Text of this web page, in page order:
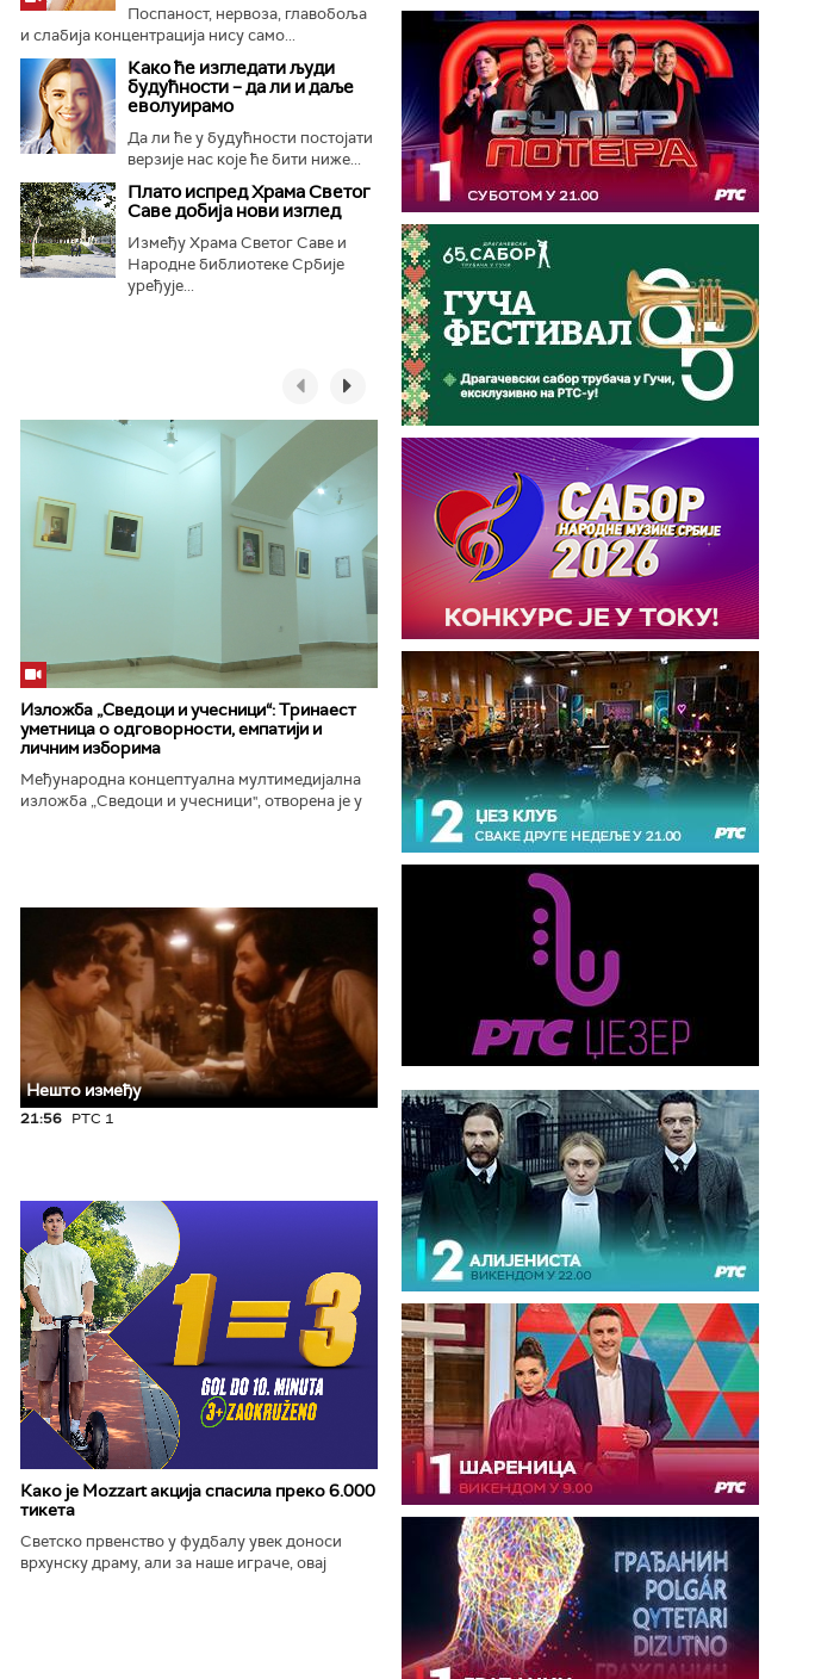
Поспаност, нервоза, главобоља
и слабија концентрација нису само...
Како ће изгледати људи
будућности – да ли и даље
еволуирамо
Да ли ће у будућности постојати
верзије нас које ће бити ниже...
Плато испред Храма Светог
Саве добија нови изглед
Између Храма Светог Саве и
Народне библиотеке Србије
уређује...
Изложба „Сведоци и учесници“: Тринаест
уметница о одговорности, емпатији и
личним изборима
Међународна концептуална мултимедијална
изложба „Сведоци и учесници", отворена је у
Нешто између
21:56 РТС 1
Како је Mozzart акција спасила преко 6.000
тикета
Светско првенство у фудбалу увек доноси
врхунску драму, али за наше играче, овај